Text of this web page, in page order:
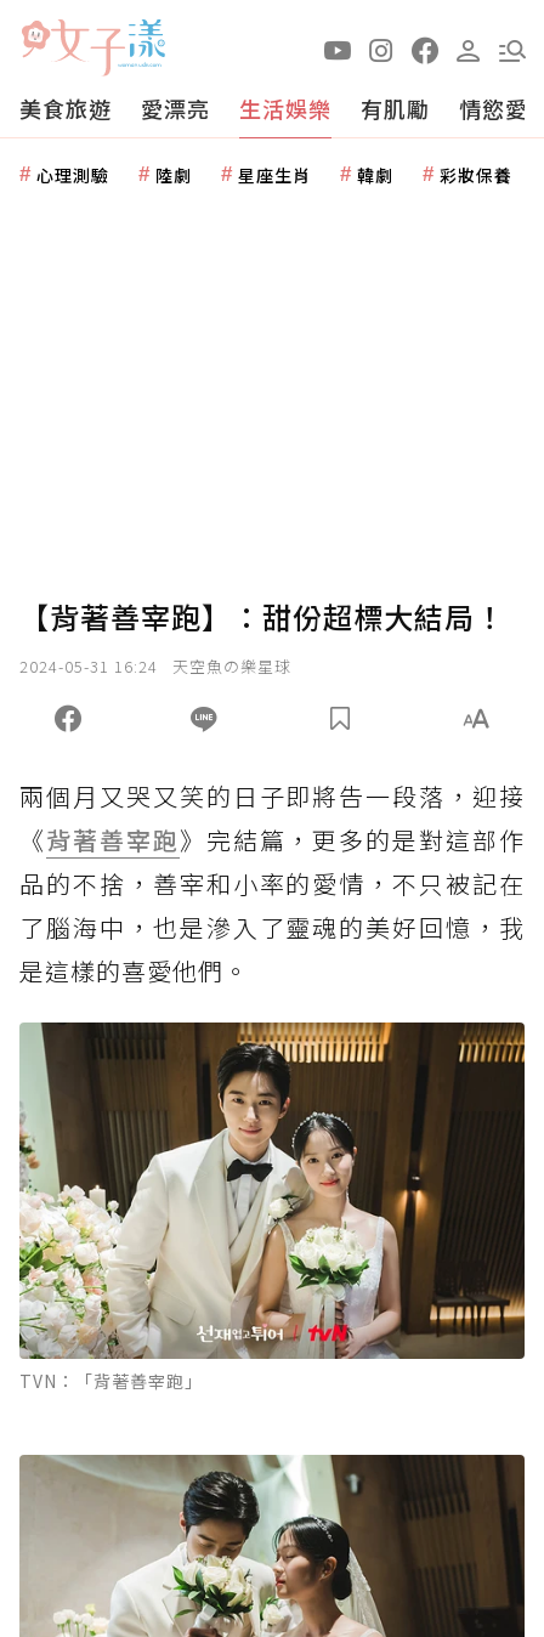
美食旅遊 愛漂亮 生活娛樂 有肌勵 情慾愛
心理測驗 陸劇 星座生肖 韓劇 彩妝保養
【背著善宰跑】：甜份超標大結局！
2024-05-31 16:24 天空魚の樂星球
兩個月又哭又笑的日子即將告一段落，迎接
《背著善宰跑》完結篇，更多的是對這部作
品的不捨，善宰和小率的愛情，不只被記在
了腦海中，也是滲入了靈魂的美好回憶，我
是這樣的喜愛他們。
TVN：「背著善宰跑」